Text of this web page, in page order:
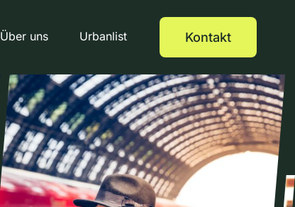
Über uns Urbanlist Kontakt